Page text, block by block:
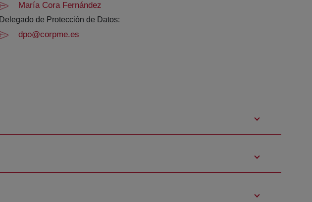
María Cora Fernández
Delegado de Protección de Datos:
dpo@corpme.es